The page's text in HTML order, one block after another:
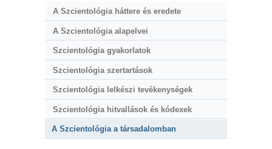
A Szcientológia háttere és eredete
A Szcientológia alapelvei
Szcientológia gyakorlatok
Szcientológia szertartások
Szcientológia lelkészi tevékenységek
Szcientológia hitvallások és kódexek
A Szcientológia a társadalomban